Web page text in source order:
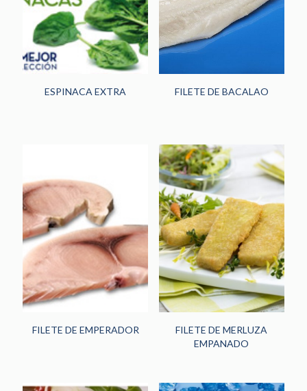
ESPINACA EXTRA FILETE DE BACALAO
FILETE DE EMPERADOR
FILETE DE MERLUZA
EMPANADO